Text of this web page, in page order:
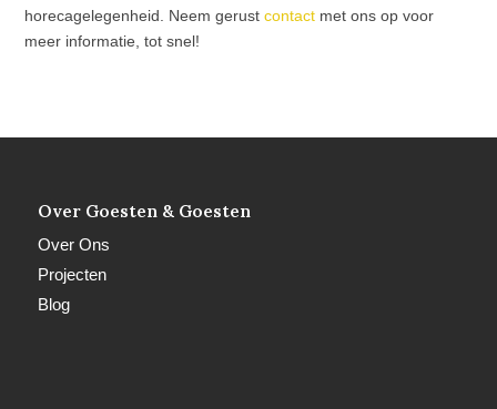
horecagelegenheid. Neem gerustcontact met ons op voor
meer informatie, tot snel!
Over Goesten & Goesten
Over Ons
Projecten
Blog